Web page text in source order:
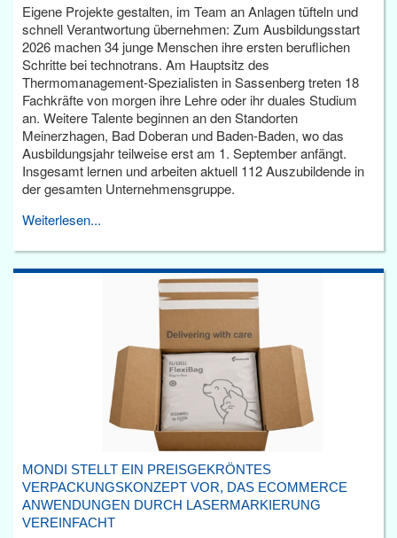
Eigene Projekte gestalten, im Team an Anlagen tüfteln und
schnell Verantwortung übernehmen: Zum Ausbildungsstart
2026 machen 34 junge Menschen ihre ersten beruflichen
Schritte bei technotrans. Am Hauptsitz des
Thermomanagement-Spezialisten in Sassenberg treten 18
Fachkräfte von morgen ihre Lehre oder ihr duales Studium
an. Weitere Talente beginnen an den Standorten
Meinerzhagen, Bad Doberan und Baden-Baden, wo das
Ausbildungsjahr teilweise erst am 1. September anfängt.
Insgesamt lernen und arbeiten aktuell 112 Auszubildende in
der gesamten Unternehmensgruppe.
Weiterlesen...
MONDI STELLT EIN PREISGEKRÖNTES
VERPACKUNGSKONZEPT VOR, DAS ECOMMERCE
ANWENDUNGEN DURCH LASERMARKIERUNG
VEREINFACHT